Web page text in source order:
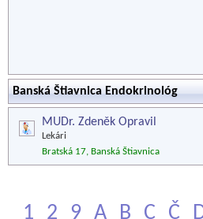
Banská Štiavnica Endokrinológ
MUDr. Zdeněk Opravil
Lekári
Bratská 17, Banská Štiavnica
1 2 9 A B C Č